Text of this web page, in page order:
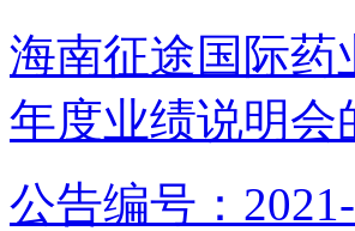
海南征途国际药
年度业绩说明会
公告编号：